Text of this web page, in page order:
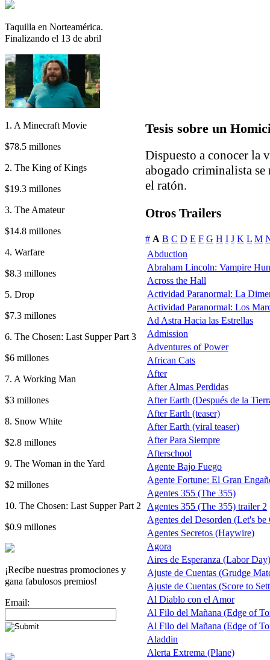
Taquilla en Norteamérica.
Finalizando el 13 de abril
1. A Minecraft Movie
$78.5 millones
2. The King of Kings
$19.3 millones
3. The Amateur
$14.8 millones
4. Warfare
$8.3 millones
5. Drop
$7.3 millones
6. The Chosen: Last Supper Part 3
$6 millones
7. A Working Man
$3 millones
8. Snow White
$2.8 millones
9. The Woman in the Yard
$2 millones
10. The Chosen: Last Supper Part 2
$0.9 millones
¡Recibe nuestras promociones y
gana fabulosos premios!
Email:
Tesis sobre un
Dispuesto a conocer la
abogado criminalista
el ratón.
Otros Trailers
# A B C D E F G H I J K L M
Abduction
Abraham Lincoln: Vampire
Across the Hall
Actividad Paranormal: La
Actividad Paranormal: Los
Ad Astra Hacia las Estrellas
Admission
Adventures of Power
African Cats
After
After Almas Perdidas
After Earth (Después de la
After Earth (teaser)
After Earth (viral teaser)
After Para Siempre
Afterschool
Agente Bajo Fuego
Agente Fortune: El Gran
Agentes 355 (The 355)
Agentes 355 (The 355) trailer 2
Agentes del Desorden (Let's be
Agentes Secretos (Haywire)
Agora
Aires de Esperanza (Labor Day)
Ajuste de Cuentas (Grudge
Ajuste de Cuentas (Score to
Al Diablo con el Amor
Al Filo del Mañana (Edge of
Al Filo del Mañana (Edge of
Aladdin
Alerta Extrema (Plane)